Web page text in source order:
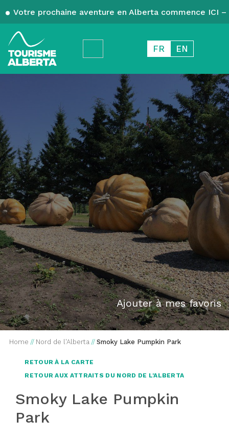
Votre prochaine aventure en Alberta commence ICI
FR EN
Ajouter à mes favoris
Home // Nord de l'Alberta // Smoky Lake Pumpkin Park
RETOUR À LA CARTE
RETOUR AUX ATTRAITS DU NORD DE L'ALBERTA
Smoky Lake Pumpkin
Park